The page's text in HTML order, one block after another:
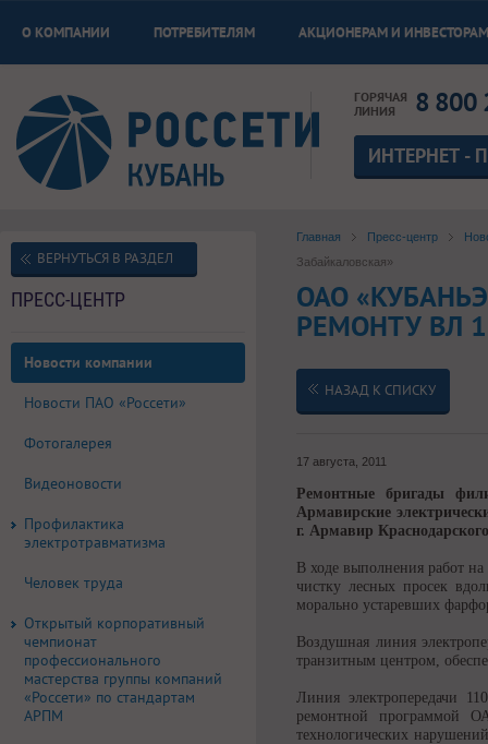
О КОМПАНИИ ПОТРЕБИТЕЛЯМ АКЦИОНЕРАМ И ИНВЕСТОРАМ
ГОРЯЧАЯ
ЛИНИЯ
8 800
ИНТЕРНЕТ -
Главная Пресс-центр
Забайкаловская»
ОАО
РЕМОНТУ ВЛ
НАЗАД К СПИСКУ
17 августа, 2011
Ремонтные бригады
Армавирские
г. Армавир
В ходе выполнения работ
чистку лесных просек
морально устаревших
Воздушная линия
транзитным центром,
Линия электропередачи
ремонтной программой
технологических
ВЕРНУТЬСЯ В РАЗДЕЛ
ПРЕСС-ЦЕНТР
Новости компании
Новости ПАО «Россети»
Фотогалерея
Видеоновости
Профилактика
электротравматизма
Человек труда
Открытый корпоративный
чемпионат
профессионального
мастерства группы компаний
«Россети» по стандартам
АРПМ